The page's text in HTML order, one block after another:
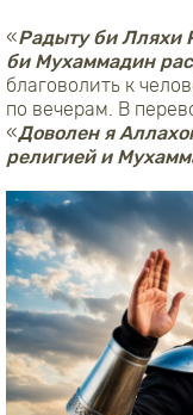
«Радыту би Лляхи
би Мухаммадин
благоволить к
по вечерам. В
«Доволен я